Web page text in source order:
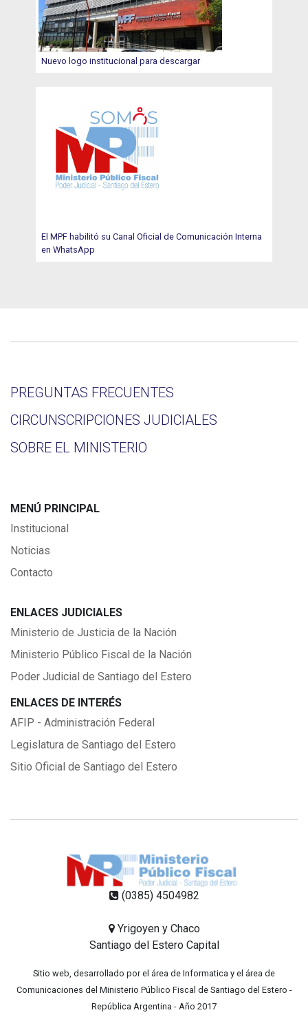
Nuevo logo institucional para descargar
El MPF habilitó su Canal Oficial de Comunicación Interna
en WhatsApp
PREGUNTAS FRECUENTES
CIRCUNSCRIPCIONES JUDICIALES
SOBRE EL MINISTERIO
MENÚ PRINCIPAL
Institucional
Noticias
Contacto
ENLACES JUDICIALES
Ministerio de Justicia de la Nación
Ministerio Público Fiscal de la Nación
Poder Judicial de Santiago del Estero
ENLACES DE INTERÉS
AFIP - Administración Federal
Legislatura de Santiago del Estero
Sitio Oficial de Santiago del Estero
(0385) 4504982
Yrigoyen y Chaco
Santiago del Estero Capital
Sitio web, desarrollado por el área de Informatica y el área de
Comunicaciones del Ministerio Público Fiscal de Santiago del Estero -
República Argentina - Año 2017